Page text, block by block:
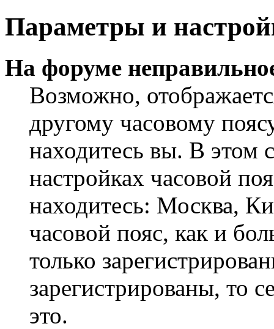
Параметры и
На форуме
Возможно,
другому часовому
находитесь вы. В этом
настройках часовой
находитесь: Москва,
часовой пояс, как и
только
зарегистрированы, то
это.